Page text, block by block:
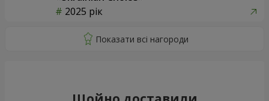
2025 рік